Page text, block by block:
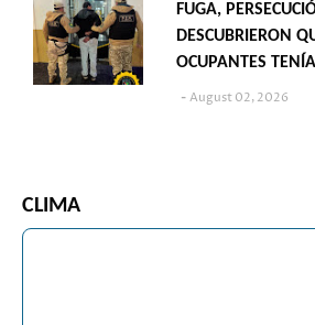
FUGA,
DESCUBRIERON
OCUPANTES
August 02, 2026
CLIMA